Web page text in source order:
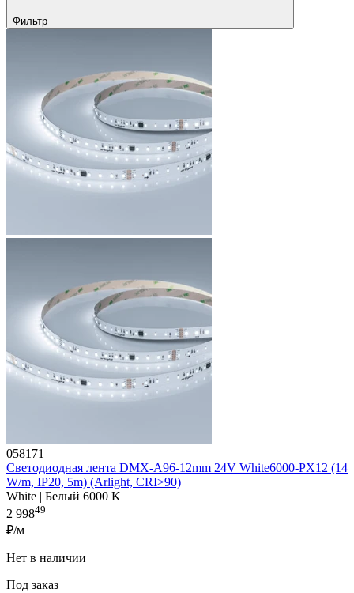
Фильтр
058171
Светодиодная лента DMX-A96-12mm 24V White6000-PX12 (14
W/m, IP20, 5m) (Arlight, CRI>90)
White | Белый 6000 K
2 99849
₽/м
Нет в наличии
Под заказ